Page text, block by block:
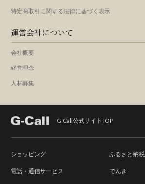
特定商取引に関する法律に基づく表示
運営会社について
会社概要
経営理念
人材募集
G-Call公式サイトTOP
ショッピング ふるさと納税
電話・通信サービス でんき